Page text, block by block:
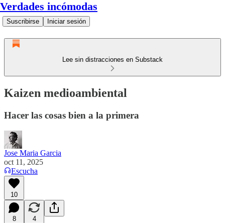
Verdades incómodas
Suscribirse Iniciar sesión
Lee sin distracciones en Substack
Kaizen medioambiental
Hacer las cosas bien a la primera
Jose Maria Garcia
oct 11, 2025
Escucha
10
8 4